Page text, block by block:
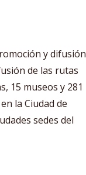
y difusión
de las rutas
15 museos y 281
la Ciudad de
sedes del